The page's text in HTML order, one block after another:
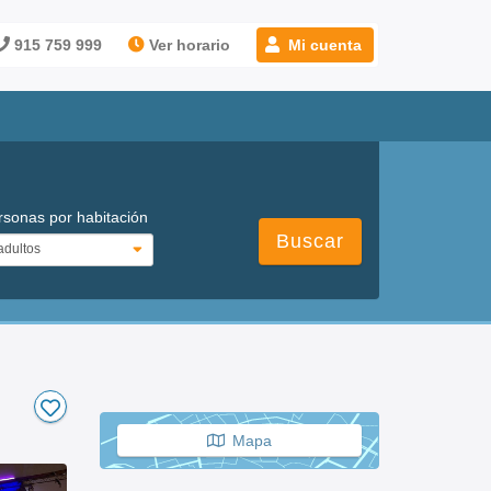
915 759 999 Ver horario Mi cuenta
por habitación
Buscar
Mapa